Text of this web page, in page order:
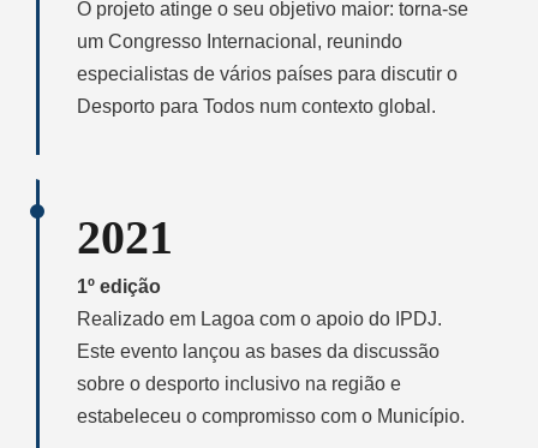
O projeto atinge o seu objetivo maior: torna-se
um Congresso Internacional, reunindo
especialistas de vários países para discutir o
Desporto para Todos num contexto global.
2021
1º edição
Realizado em Lagoa com o apoio do IPDJ.
Este evento lançou as bases da discussão
sobre o desporto inclusivo na região e
estabeleceu o compromisso com o Município.